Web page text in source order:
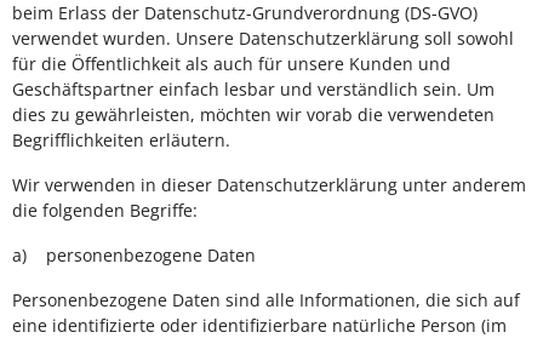
beim Erlass der Datenschutz-Grundverordnung (DS-GVO)
verwendet wurden. Unsere Datenschutzerklärung soll sowohl
für die Öffentlichkeit als auch für unsere Kunden und
Geschäftspartner einfach lesbar und verständlich sein. Um
dies zu gewährleisten, möchten wir vorab die verwendeten
Begrifflichkeiten erläutern.
Wir verwenden in dieser Datenschutzerklärung unter anderem
die folgenden Begriffe:
a) personenbezogene Daten
Personenbezogene Daten sind alle Informationen, die sich auf
eine identifizierte oder identifizierbare natürliche Person (im